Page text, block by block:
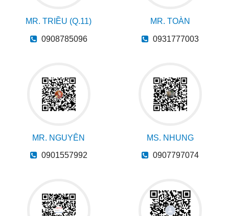
MR. TRIỀU (Q.11)
0908785096
MR. TOÀN
0931777003
MR. NGUYÊN
0901557992
MS. NHUNG
0907797074